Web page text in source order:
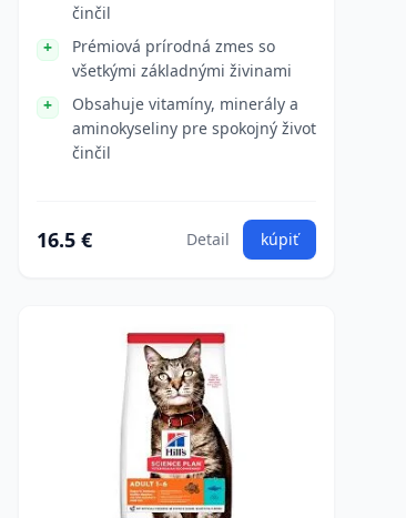
činčil
Prémiová prírodná zmes so
všetkými základnými živinami
Obsahuje vitamíny, minerály a
aminokyseliny pre spokojný život
činčil
16.5 € Detail kúpiť